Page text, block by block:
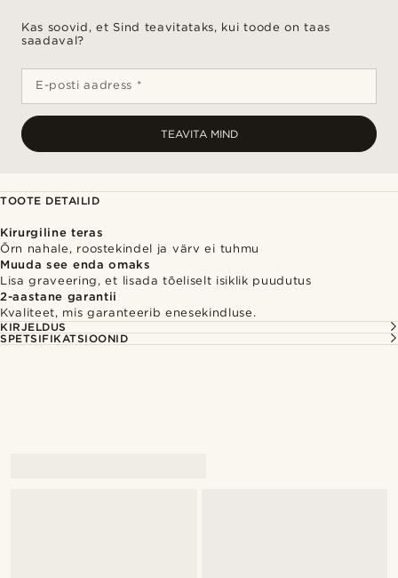
Kas soovid, et Sind teavitataks, kui toode on taas
saadaval?
E-posti aadress *
TEAVITA MIND
TOOTE DETAILID
Kirurgiline teras
Õrn nahale, roostekindel ja värv ei tuhmu
Muuda see enda omaks
Lisa graveering, et lisada tõeliselt isiklik puudutus
2-aastane garantii
Kvaliteet, mis garanteerib enesekindluse.
KIRJELDUS
SPETSIFIKATSIOONID